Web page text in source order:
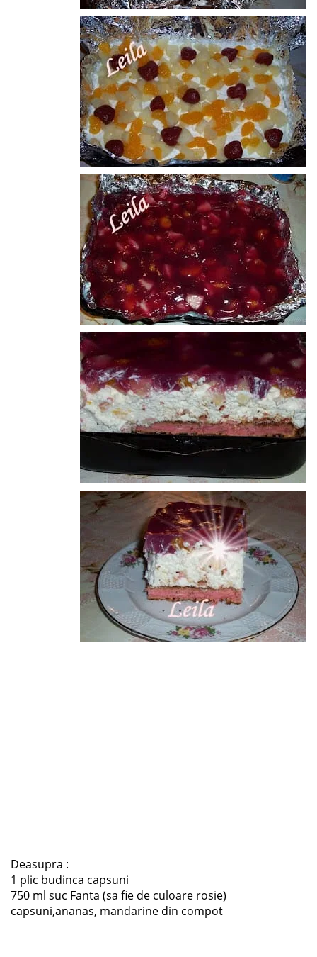
Deasupra :
1 plic budinca capsuni
750 ml suc Fanta (sa fie de culoare rosie)
capsuni,ananas, mandarine din compot